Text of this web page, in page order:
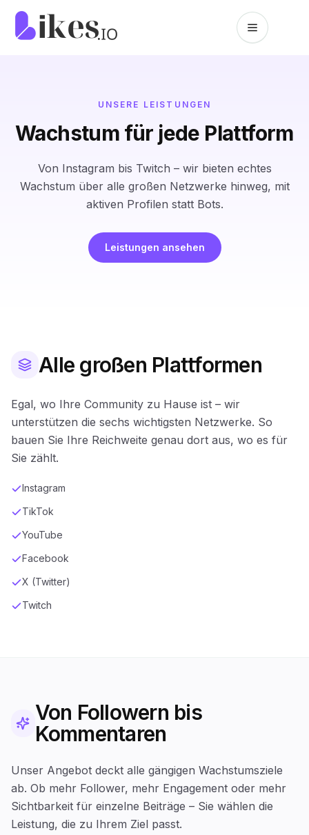
Zum Inhalt springen
UNSERE LEISTUNGEN
Wachstum für jede Plattform
Von Instagram bis Twitch – wir bieten echtes
Wachstum über alle großen Netzwerke hinweg, mit
aktiven Profilen statt Bots.
Leistungen ansehen
Alle großen Plattformen
Egal, wo Ihre Community zu Hause ist – wir
unterstützen die sechs wichtigsten Netzwerke. So
bauen Sie Ihre Reichweite genau dort aus, wo es für
Sie zählt.
Instagram
TikTok
YouTube
Facebook
X (Twitter)
Twitch
Von Followern bis
Kommentaren
Unser Angebot deckt alle gängigen Wachstumsziele
ab. Ob mehr Follower, mehr Engagement oder mehr
Sichtbarkeit für einzelne Beiträge – Sie wählen die
Leistung, die zu Ihrem Ziel passt.